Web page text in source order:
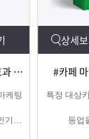
#바이럴 마케팅 / 키워드별 효과 카페 확인
케팅
기가
상세
#카페
특정 대상
등업